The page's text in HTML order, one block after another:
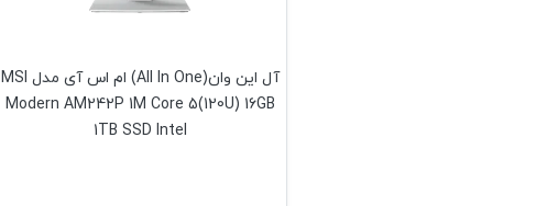
آل این وان(All In One) ام اس آی مدل MSI
Modern AM242P 1M Core 5(120U) 16GB
1TB SSD Intel